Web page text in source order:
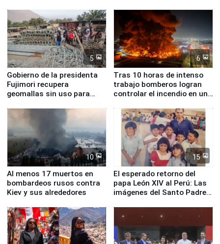
5
Gobierno de la presidenta
Fujimori recupera
geomallas sin uso para
Fenómeno El Niño
6
Tras 10 horas de intenso
trabajo bomberos logran
controlar el incendio en una
de Chile
10
Al menos 17 muertos en
bombardeos rusos contra
Kiev y sus alrededores
15
El esperado retorno del
papa León XIV al Perú: Las
imágenes del Santo Padre